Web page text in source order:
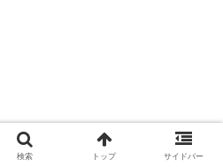
検索 トップ サイドバー